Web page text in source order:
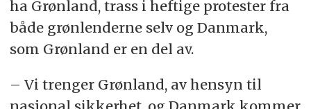
ha Grønland, trass i heftige protester fra
både grønlenderne selv og Danmark,
som Grønland er en del av.
– Vi trenger Grønland, av hensyn til